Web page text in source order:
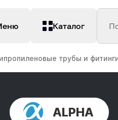
Каталог
трубы и
ALPHA